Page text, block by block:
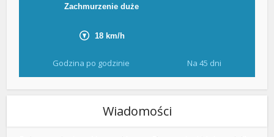
Godzina po godzinie Na 45 dni
Wiadomości